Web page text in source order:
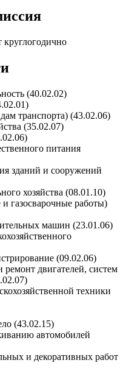
круглогодично
(40.02.02)
транспорта) (43.02.06)
(35.02.07)
питания
зданий и сооружений
хозяйства (08.01.10)
газосварочные работы)
машин (23.01.06)
(09.02.06)
двигателей, систем
техники
(43.02.15)
автомобилей
и декоративных работ